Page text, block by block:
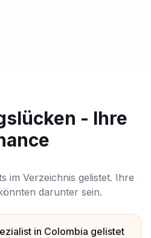
- Ihre
im Verzeichnis gelistet. Ihre
darunter sein.
in Colombia gelistet